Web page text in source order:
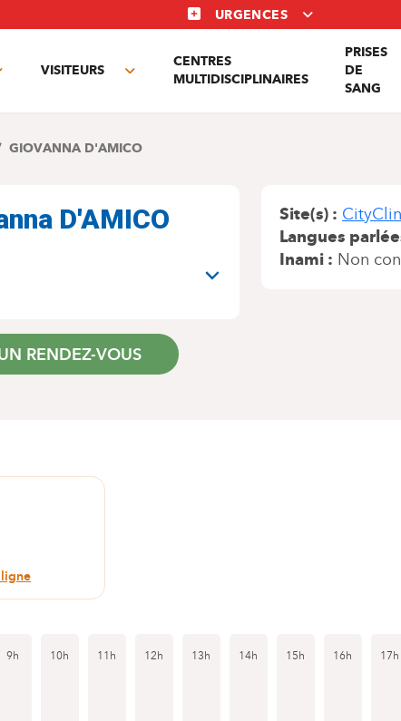
URGENCES
VISITEURS
Toggle
CENTRES
MULTIDISCIPLINAIRES
PRISES
DE
SANG
GIOVANNA D'AMICO
D'AMICO
RENDEZ-VOUS
Site(s)
Langues
Inami
Non
9h 10h 11h 12h 13h 14h 15h 16h 17h